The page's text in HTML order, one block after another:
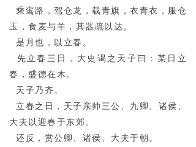
乘鸾路，驾仓龙，载青旗，衣青衣，服仓
玉，食麦与羊，其器疏以达。
是月也，以立春。
先立春三日，大史谒之天子曰：某日立
春，盛德在木。
天子乃齐。
立春之日，天子亲帅三公、九卿、诸侯、
大夫以迎春于东郊。
还反，赏公卿、诸侯、大夫于朝。